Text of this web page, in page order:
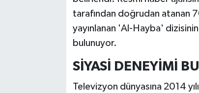
tarafından doğrudan atanan
yayınlanan 'Al-Hayba'
bulunuyor.
SİYASİ DENEYİMİ
Televizyon dünyasına 2014